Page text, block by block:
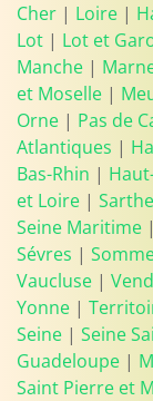
Cher | Loire |
Lot | Lot et
Manche |
et Moselle |
Orne | Pas de
Atlantiques |
Bas-Rhin |
et Loire | Sarthe
Seine Maritime |
Sévres |
Vaucluse |
Yonne |
Seine | Seine
Guadeloupe |
Saint Pierre et